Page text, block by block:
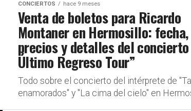
CONCIERTOS hace 9 meses
Venta de boletos para Ricardo
Montaner en Hermosillo: fecha,
precios y detalles del concierto
Último Regreso Tour”
Todo sobre el concierto del intérprete de
enamorados" y "La cima del cielo" en